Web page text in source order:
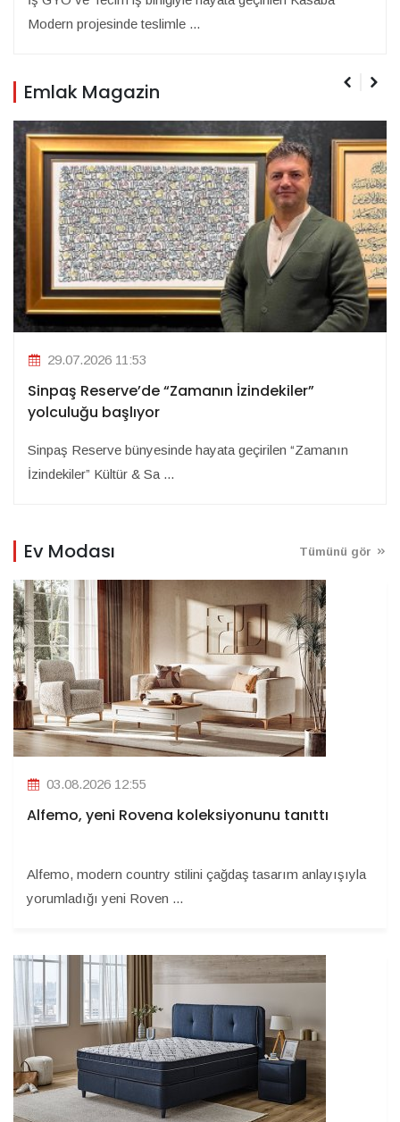
Modern projesinde teslimle ...
Emlak Magazin
29.07.2026 11:53
Sinpaş Reserve’de “Zamanın İzindekiler”
yolculuğu başlıyor
Sinpaş Reserve bünyesinde hayata geçirilen “Zamanın
İzindekiler” Kültür & Sa ...
Ev Modası Tümünü gör
03.08.2026 12:55
Alfemo, yeni Rovena koleksiyonunu tanıttı
Alfemo, modern country stilini çağdaş tasarım anlayışıyla
yorumladığı yeni Roven ...